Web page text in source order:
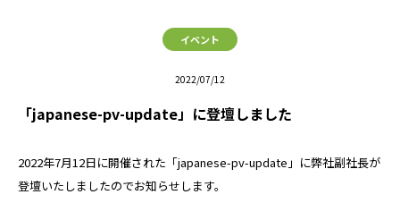
お問い合わせ
会社案内（日本語）
イベント
2022/07/12
「japanese-pv-update」に登壇しました
2022年7月12日に開催された「japanese-pv-update」に弊社副社長が
登壇いたしましたのでお知らせします。